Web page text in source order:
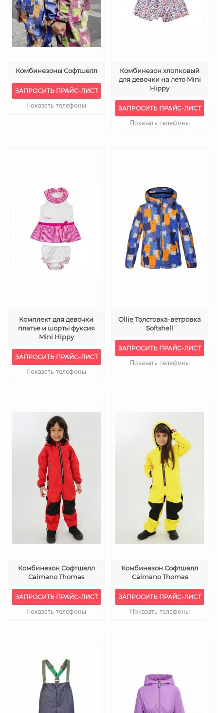
Комбинезоны Софтшелл
ЗАПРОСИТЬ ПРАЙС-ЛИСТ
Показать телефоны
Комбинезон хлопковый
для девочки на лето Mini
Hippy
ЗАПРОСИТЬ ПРАЙС-ЛИСТ
Показать телефоны
Комплект для девочки
платье и шорты фуксия
Mini Hippy
ЗАПРОСИТЬ ПРАЙС-ЛИСТ
Показать телефоны
Ollie Толстовка-ветровка
Softshell
ЗАПРОСИТЬ ПРАЙС-ЛИСТ
Показать телефоны
Комбинезон Софтшелл
Caimano Thomas
ЗАПРОСИТЬ ПРАЙС-ЛИСТ
Показать телефоны
Комбинезон Софтшелл
Caimano Thomas
ЗАПРОСИТЬ ПРАЙС-ЛИСТ
Показать телефоны